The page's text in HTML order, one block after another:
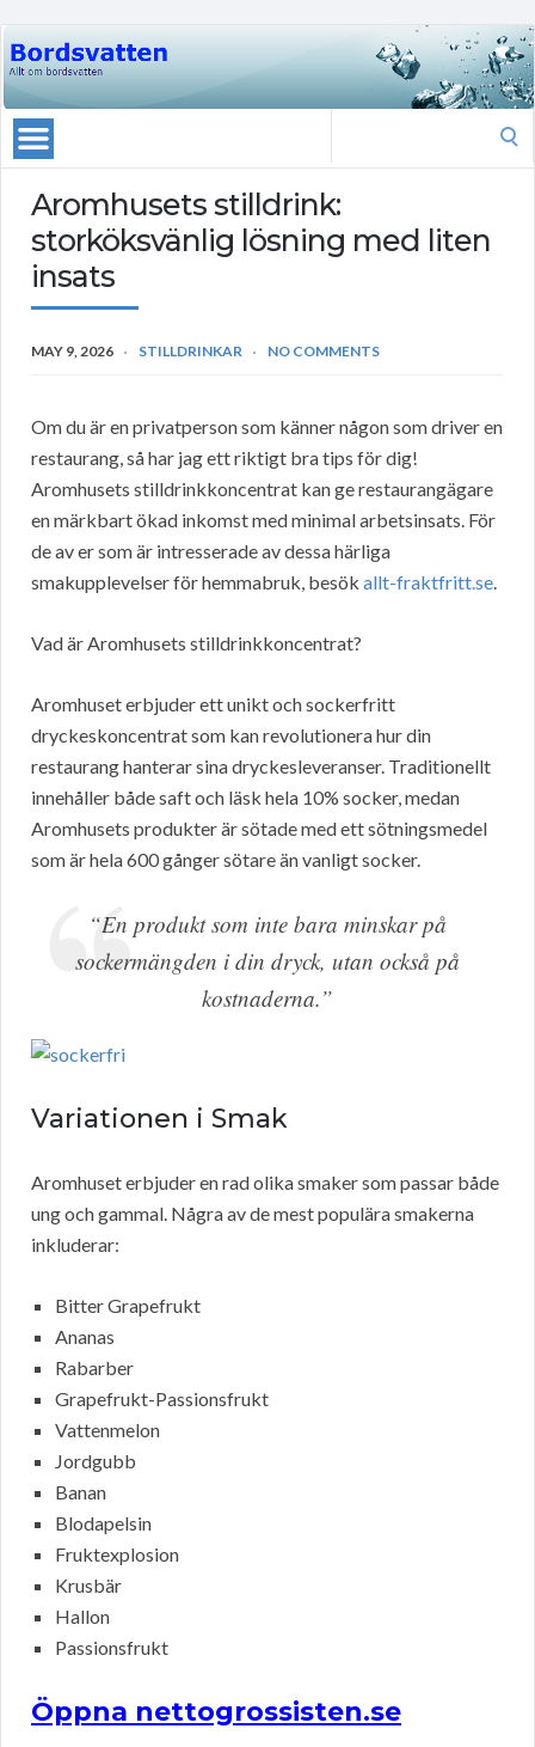
Aromhusets stilldrink:
storköksvänlig lösning med liten
insats
MAY 9, 2026 STILLDRINKAR NO COMMENTS
Om du är en privatperson som känner någon som driver en
restaurang, så har jag ett riktigt bra tips för dig!
Aromhusets stilldrinkkoncentrat kan ge restaurangägare
en märkbart ökad inkomst med minimal arbetsinsats. För
de av er som är intresserade av dessa härliga
smakupplevelser för hemmabruk, besök allt-fraktfritt.se.
Vad är Aromhusets stilldrinkkoncentrat?
Aromhuset erbjuder ett unikt och sockerfritt
dryckeskoncentrat som kan revolutionera hur din
restaurang hanterar sina dryckesleveranser. Traditionellt
innehåller både saft och läsk hela 10% socker, medan
Aromhusets produkter är sötade med ett sötningsmedel
som är hela 600 gånger sötare än vanligt socker.
“En produkt som inte bara minskar på
sockermängden i din dryck, utan också på
kostnaderna.”
Variationen i Smak
Aromhuset erbjuder en rad olika smaker som passar både
ung och gammal. Några av de mest populära smakerna
inkluderar:
Bitter Grapefrukt
Ananas
Rabarber
Grapefrukt-Passionsfrukt
Vattenmelon
Jordgubb
Banan
Blodapelsin
Fruktexplosion
Krusbär
Hallon
Passionsfrukt
Öppna nettogrossisten.se